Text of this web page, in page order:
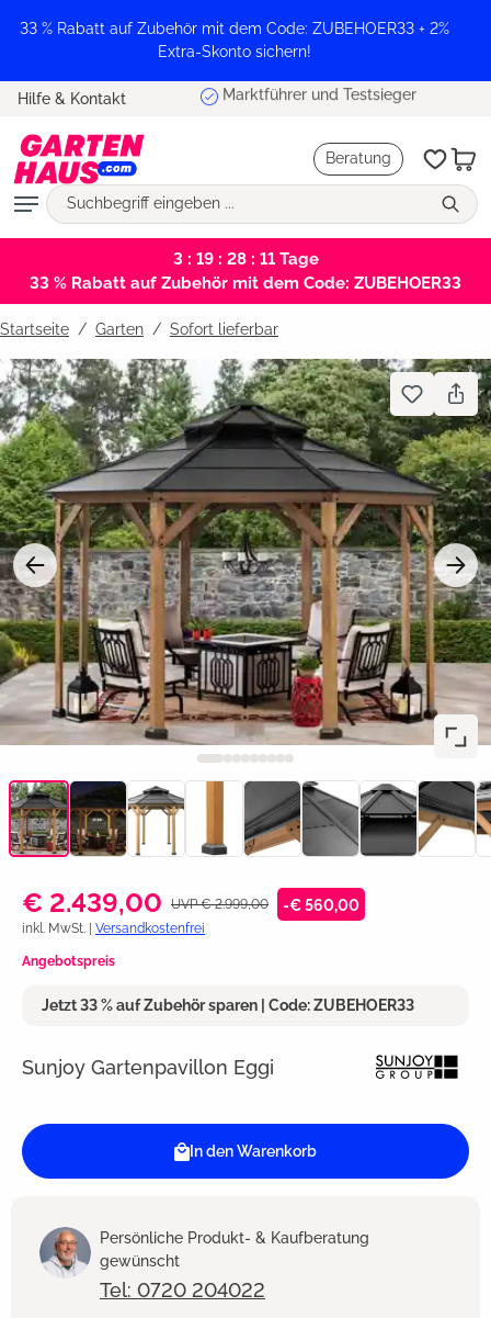
springen
33 % Rabatt auf Zubehör mit dem Code: ZUBEHOER33 + 2%
Extra-Skonto sichern!
Hilfe & Kontakt Marktführer und Testsieger
Beratung
3 : 19 : 28 : 10 Tage
33 % Rabatt auf Zubehör mit dem Code: ZUBEHOER33
Startseite Garten / Sofort lieferbar
Bildergalerie überspringen
€ 2.439,00 UVP € 2.999,00 -€ 560,00
inkl. MwSt. | Versandkostenfrei
Angebotspreis
Jetzt 33 % auf Zubehör sparen | Code: ZUBEHOER33
Sunjoy Gartenpavillon Eggi
In den Warenkorb
Persönliche Produkt- & Kaufberatung
gewünscht
Tel: 0720 204022